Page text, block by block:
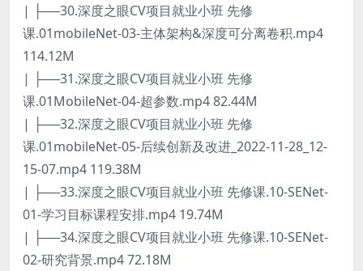
| ├──30.深度之眼CV项目就业小班 先修
课.01mobileNet-03-主体架构&深度可分离卷积.mp4
114.12M
| ├──31.深度之眼CV项目就业小班 先修
课.01MobileNet-04-超参数.mp4 82.44M
| ├──32.深度之眼CV项目就业小班 先修
课.01mobileNet-05-后续创新及改进_2022-11-28_12-
15-07.mp4 119.38M
| ├──33.深度之眼CV项目就业小班 先修课.10-SENet-
01-学习目标课程安排.mp4 19.74M
| ├──34.深度之眼CV项目就业小班 先修课.10-SENet-
02-研究背景.mp4 72.18M